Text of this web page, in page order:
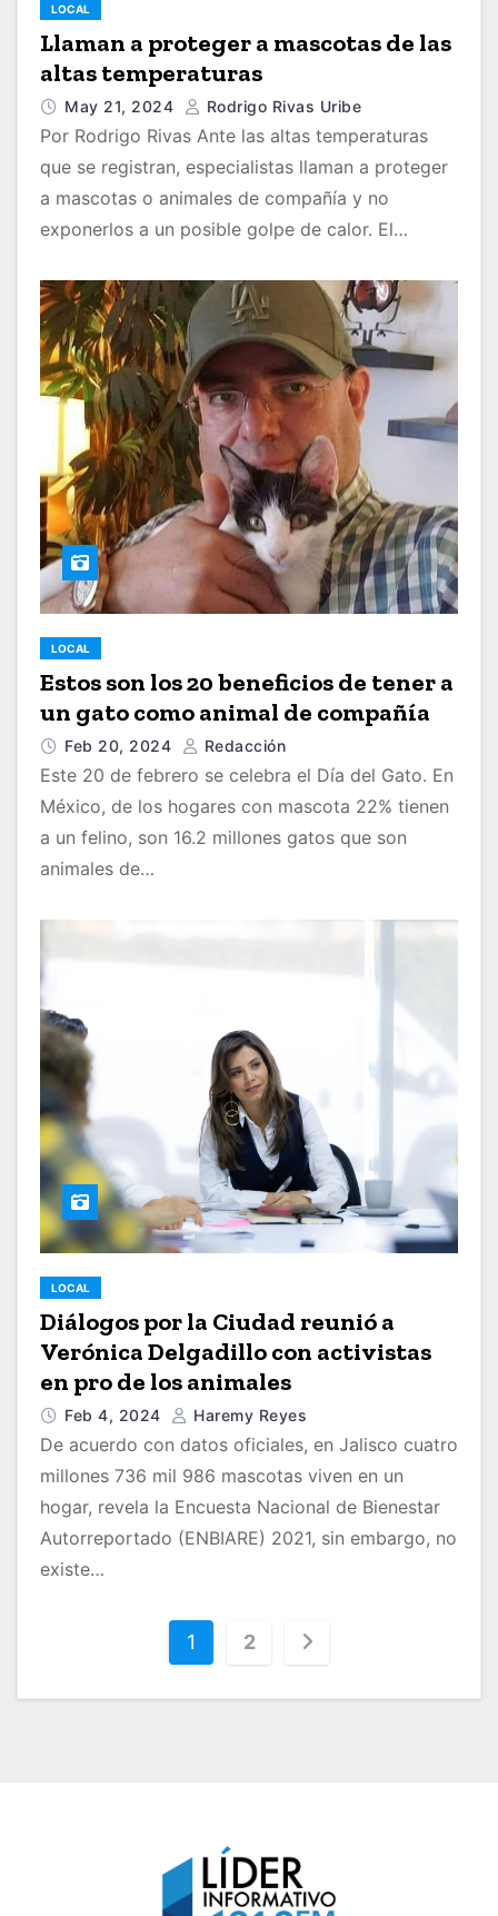
LOCAL
Llaman a proteger a mascotas de las
altas temperaturas
May 21, 2024 Rodrigo Rivas Uribe
Por Rodrigo Rivas Ante las altas temperaturas
que se registran, especialistas llaman a proteger
a mascotas o animales de compañía y no
exponerlos a un posible golpe de calor. El…
LOCAL
Estos son los 20 beneficios de tener a
un gato como animal de compañía
Feb 20, 2024 Redacción
Este 20 de febrero se celebra el Día del Gato. En
México, de los hogares con mascota 22% tienen
a un felino, son 16.2 millones gatos que son
animales de…
LOCAL
Diálogos por la Ciudad reunió a
Verónica Delgadillo con activistas
en pro de los animales
Feb 4, 2024 Haremy Reyes
De acuerdo con datos oficiales, en Jalisco cuatro
millones 736 mil 986 mascotas viven en un
hogar, revela la Encuesta Nacional de Bienestar
Autorreportado (ENBIARE) 2021, sin embargo, no
existe…
a
1 2